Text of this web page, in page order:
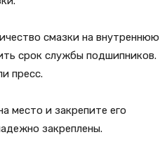
смазки на внутреннюю
срок службы подшипников.
пресс.
место и закрепите его
закреплены.